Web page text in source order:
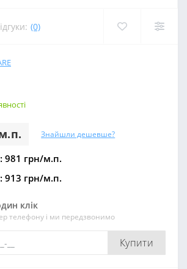
(0)
Знайшли дешевше?
981 грн/м.п.
913 грн/м.п.
клік
телефону і ми передзвонимо
Купити